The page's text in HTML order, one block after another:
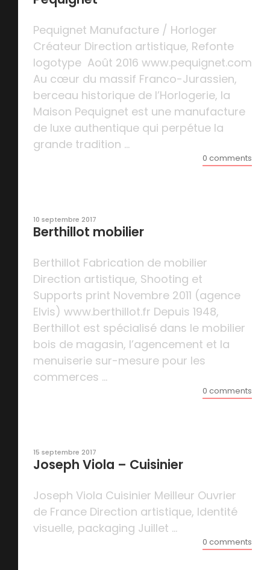
Pequignet Manufacture / Horloger
Créateur Direction artistique, Refonte
logotype Août 2016 www.pequignet.com
Au cœur du massif Franco-Jurassien,
berceau historique de l’Horlogerie, la
Maison Pequignet est une manufacture
de luxe authentique qui perpétue la
grande tradition ...
0 comments
10 septembre 2017
Berthillot mobilier
Berthillot Fabrication de mobilier
Direction artistique, Shooting et
Supports print Novembre 2011 (agence
Elvis) www.berthillot.fr Depuis 1948,
Berthillot est spécialisé dans le mobilier
bois de magasin, l’agencement et la
menuiserie sur-mesure pour les
commerces ...
0 comments
15 septembre 2017
Joseph Viola – Cuisinier
Joseph Viola Cuisinier Meilleur Ouvrier
de France Direction artistique, Identité
visuelle, packaging Juillet ...
0 comments